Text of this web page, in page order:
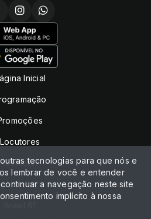
Inicial
Locutores
Contato
Chat
tecnologias para que nós e
lembrar de você e entender
a navegação neste site
implícito à nossa